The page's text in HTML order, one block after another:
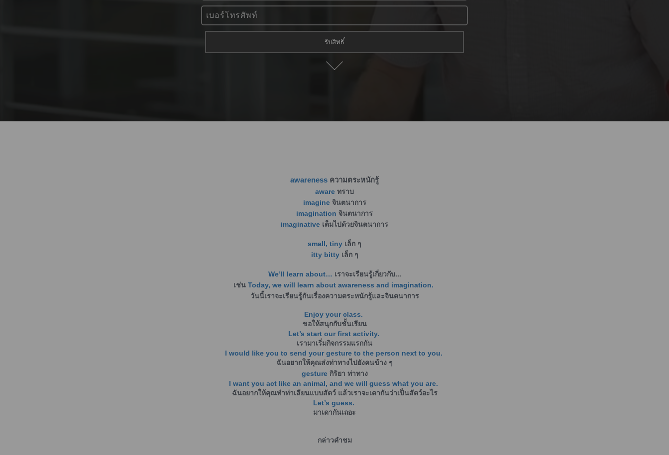
awareness ความตระหนักรู้
aware ทราบ
imagineจินตนาการ
imagination จินตนาการ
imaginative เต็มไปด้วยจินตนาการ
small, tiny เล็ก ๆ
itty bittyเล็ก ๆ
We’ll learn about… เราจะเรียนรู้เกี่ยวกับ...
เช่น Today, we will learn about awareness and imagination.
วันนี้เราจะเรียนรู้กันเรื่องความตระหนักรู้และจินตนาการ
Enjoy your class.
ขอให้สนุกกับชั้นเรียน
Let’s start our first activity.
เรามาเริ่มกิจกรรมแรกกัน
I would like you to send your gesture to the person next to you.
ฉันอยากให้คุณส่งท่าทางไปยังคนข้าง ๆ
gestureกิริยา ท่าทาง
I want you act like an animal, and we will guess what you are.
ฉันอยากให้คุณทำท่าเลียนแบบสัตว์ แล้วเราจะเดากันว่าเป็นสัตว์อะไร
Let’s guess.
มาเดากันเถอะ
กล่าวคำชม